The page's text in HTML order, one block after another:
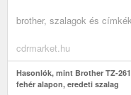
brother, szalagok és
cdrmarket.hu
Hasonlók, mint Brother TZ-
fehér alapon, eredeti szalag